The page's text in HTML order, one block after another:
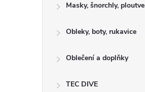
Masky, šnorchly, ploutve
Obleky, boty, rukavice
Oblečení a doplňky
TEC DIVE